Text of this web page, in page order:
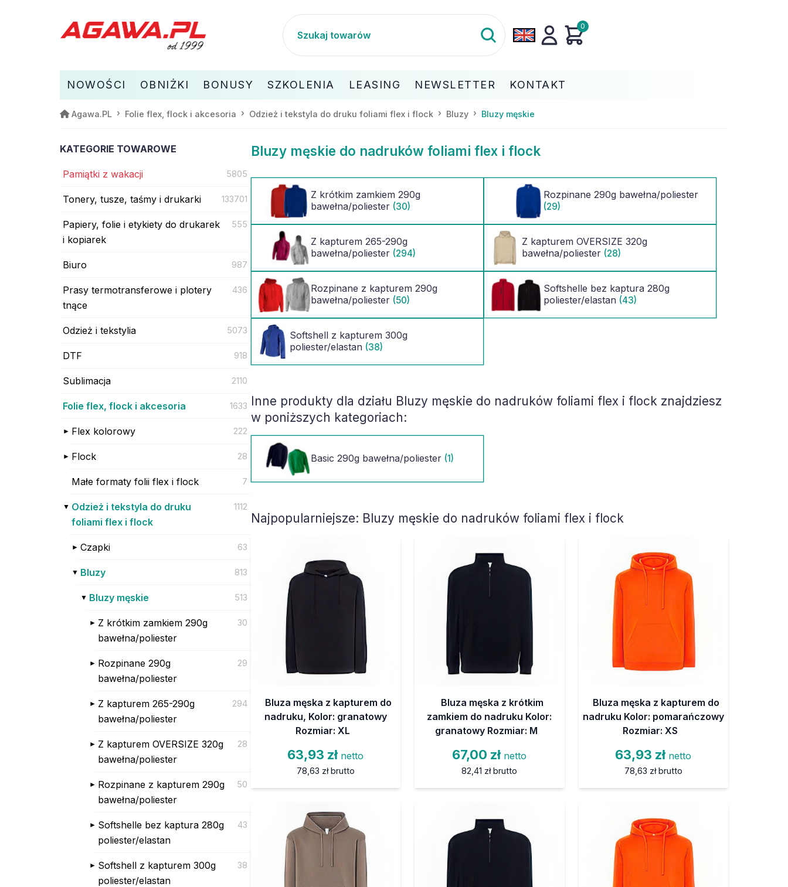
0
NOWOŚCI OBNIŻKI BONUSY SZKOLENIA LEASING NEWSLETTER KONTAKT
Agawa.PL Folie flex, flock i akcesoria Odzież i tekstyla do druku foliami flex i flock Bluzy Bluzy męskie
KATEGORIE TOWAROWE
Pamiątki z wakacji 5805
Tonery, tusze, taśmy i drukarki 133701
Papiery, folie i etykiety do drukarek
i kopiarek
555
Biuro 987
Prasy termotransferowe i plotery
tnące
436
Odzież i tekstylia 5073
DTF 918
Sublimacja 2110
Folie flex, flock i akcesoria 1633
Flex kolorowy 222
Flock 28
Małe formaty folii flex i flock 7
Odzież i tekstyla do druku
foliami flex i flock
1112
Czapki 63
Bluzy 813
Bluzy męskie 513
Z krótkim zamkiem 290g
bawełna/poliester
30
Rozpinane 290g
bawełna/poliester
29
Z kapturem 265-290g
bawełna/poliester
294
Z kapturem OVERSIZE 320g
bawełna/poliester
28
Rozpinane z kapturem 290g
bawełna/poliester
50
Softshelle bez kaptura 280g
poliester/elastan
43
Softshell z kapturem 300g
poliester/elastan
38
Bluzy męskie do nadruków foliami flex i flock
Z krótkim zamkiem 290g
bawełna/poliester (30)
Rozpinane 290g bawełna/poliester
(29)
Z kapturem 265-290g
bawełna/poliester (294)
Z kapturem OVERSIZE 320g
bawełna/poliester (28)
Rozpinane z kapturem 290g
bawełna/poliester (50)
Softshelle bez kaptura 280g
poliester/elastan (43)
Softshell z kapturem 300g
poliester/elastan (38)
Inne produkty dla działu Bluzy męskie do nadruków foliami flex i flock znajdziesz
w poniższych kategoriach:
Basic 290g bawełna/poliester (1)
Najpopularniejsze: Bluzy męskie do nadruków foliami flex i flock
Bluza męska z kapturem do
nadruku, Kolor: granatowy
Rozmiar: XL
63,93 zł netto
78,63 zł brutto
Bluza męska z krótkim
zamkiem do nadruku Kolor:
granatowy Rozmiar: M
67,00 zł netto
82,41 zł brutto
Bluza męska z kapturem do
nadruku Kolor: pomarańczowy
Rozmiar: XS
63,93 zł netto
78,63 zł brutto